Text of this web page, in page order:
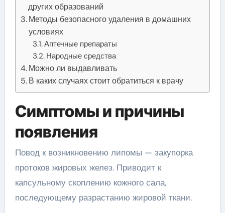
других образований
Методы безопасного удаления в домашних
условиях
Аптечные препараты
Народные средства
Можно ли выдавливать
В каких случаях стоит обратиться к врачу
Симптомы и причины
появления
Повод к возникновению липомы — закупорка
протоков жировых желез. Приводит к
капсульному скоплению кожного сала,
последующему разрастанию жировой ткани.